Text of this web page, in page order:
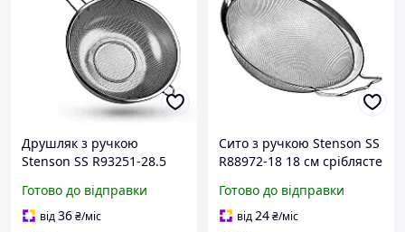
Друшляк з ручкою
Stenson SS R93251-28.5
Готово до відправки
від36₴/міс
Сито з ручкою Stenson SS
R88972-18 18 см сріблясте
Готово до відправки
від24₴/міс